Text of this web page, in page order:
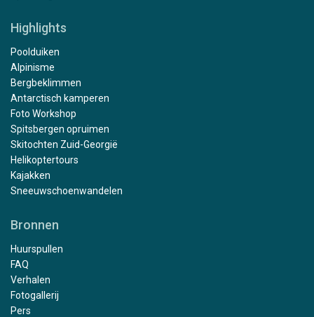
Highlights
Poolduiken
Alpinisme
Bergbeklimmen
Antarctisch kamperen
Foto Workshop
Spitsbergen opruimen
Skitochten Zuid-Georgië
Helikoptertours
Kajakken
Sneeuwschoenwandelen
Bronnen
Huurspullen
FAQ
Verhalen
Fotogallerij
Pers